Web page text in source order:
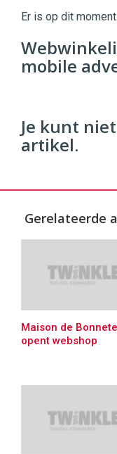
|
Digital
Commercehttps://
96 54
Er is op dit
mobile
Je kunt
artikel.
Gerelateerde
Maison de
opent webshop